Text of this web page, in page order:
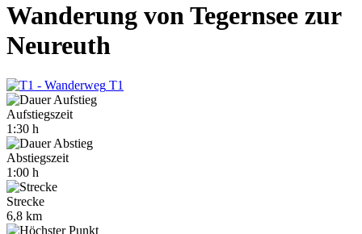
Wanderung von Tegernsee zur
Neureuth
T1
Aufstiegszeit
1:30 h
Abstiegszeit
1:00 h
Strecke
6,8 km